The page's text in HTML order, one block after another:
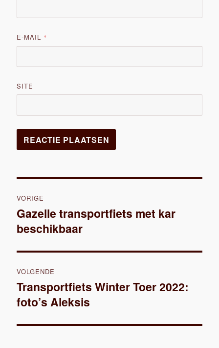
E-MAIL *
SITE
navigatie
VORIGE
Vorig
bericht:
Gazelle transportfiets met kar
beschikbaar
VOLGENDE
Volgend
bericht:
Transportfiets Winter Toer 2022:
foto’s Aleksis